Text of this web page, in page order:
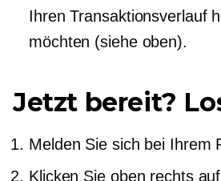
Ihren Transaktionsverlauf
möchten (siehe oben).
Jetzt bereit?
Melden Sie sich bei Ihrem
Klicken Sie oben rechts